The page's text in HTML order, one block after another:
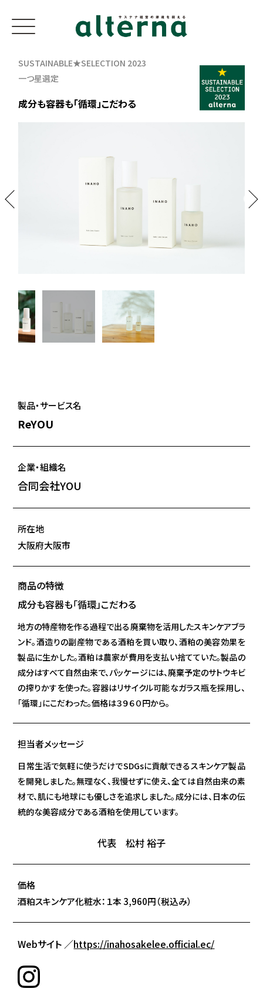
SUSTAINABLE★SELECTION 2023
一つ星選定
成分も容器も「循環」こだわる
製品・サービス名
ReYOU
企業・組織名
合同会社YOU
所在地
大阪府大阪市
商品の特徴
成分も容器も「循環」こだわる
地方の特産物を作る過程で出る廃棄物を活用したスキンケアブラ
ンド。酒造りの副産物である酒粕を買い取り、酒粕の美容効果を
製品に生かした。酒粕は農家が費用を支払い捨てていた。製品の
成分はすべて自然由来で、パッケージには、廃棄予定のサトウキビ
の搾りかすを使った。容器はリサイクル可能なガラス瓶を採用し、
「循環」にこだわった。価格は３９６０円から。
担当者メッセージ
日常生活で気軽に使うだけでSDGsに貢献できるスキンケア製品
を開発しました。無理なく、我慢せずに使え、全ては自然由来の素
材で、肌にも地球にも優しさを追求しました。成分には、日本の伝
統的な美容成分である酒粕を使用しています。
代表 松村 裕子
価格
酒粕スキンケア化粧水：１本 3,960円（税込み）
Webサイト ／https://inahosakelee.official.ec/